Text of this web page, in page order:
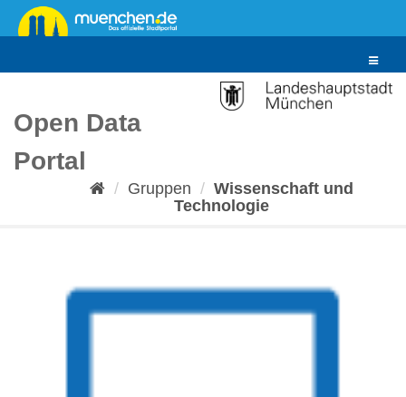
Überspringen
zum
Toggle
Open Data
Portal
Gruppen
Wissenschaft und
Technologie